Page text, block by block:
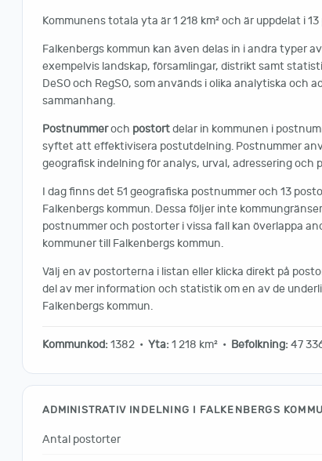
Kommunens totala yta är 1 218 km² och är uppdelat i
Falkenbergs kommun kan även delas in i andra typer
exempelvis landskap, församlingar, distrikt samt
DeSO och RegSO, som används i olika analytiska och
sammanhang.
Postnummeroch postortdelar in kommunen i
syftet att effektivisera postutdelning. Postnummer
geografisk indelning för analys, urval, adressering och
I dag finns det 51 geografiska postnummer och 13
Falkenbergs kommun. Dessa följer inte
postnummer och postorter i vissa fall kan överlappa
kommuner till Falkenbergs kommun.
Välj en av postorterna i listan eller klicka direkt på
del av mer information och statistik om en av de
Falkenbergs kommun.
Kommunkod:1382 • Yta:1 218 km² • Befolkning:47
ADMINISTRATIV INDELNING I FALKENBERGS
Antal postorter